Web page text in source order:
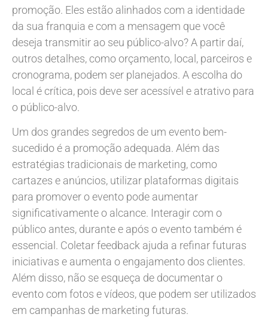
promoção. Eles estão alinhados com a identidade
da sua franquia e com a mensagem que você
deseja transmitir ao seu público-alvo? A partir daí,
outros detalhes, como orçamento, local, parceiros e
cronograma, podem ser planejados. A escolha do
local é crítica, pois deve ser acessível e atrativo para
o público-alvo.
Um dos grandes segredos de um evento bem-
sucedido é a promoção adequada. Além das
estratégias tradicionais de marketing, como
cartazes e anúncios, utilizar plataformas digitais
para promover o evento pode aumentar
significativamente o alcance. Interagir com o
público antes, durante e após o evento também é
essencial. Coletar feedback ajuda a refinar futuras
iniciativas e aumenta o engajamento dos clientes.
Além disso, não se esqueça de documentar o
evento com fotos e vídeos, que podem ser utilizados
em campanhas de marketing futuras.